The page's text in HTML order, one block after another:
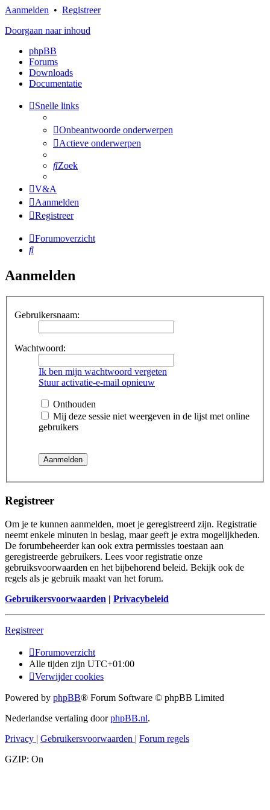
Aanmelden • Registreer
Doorgaan naar inhoud
phpBB
Forums
Downloads
Documentatie
Snelle links
Onbeantwoorde onderwerpen
Actieve onderwerpen
Zoek
V&A
Aanmelden
Registreer
Forumoverzicht
Zoek
Aanmelden
Gebruikersnaam:
Wachtwoord:
Ik ben mijn wachtwoord vergeten
Stuur activatie-e-mail opnieuw
Onthouden
Mij deze sessie niet weergeven in de lijst met online
gebruikers
Registreer
Om je te kunnen aanmelden, moet je geregistreerd zijn. Registratie
neemt enkele minuten in beslag, maar geeft je extra mogelijkheden.
De forumbeheerder kan ook extra permissies toestaan aan
geregistreerde gebruikers. Lees voor registratie onze
gebruiksvoorwaarden en het bijbehorend beleid. Bekijk ook de
regels als je gebruik maakt van het forum.
Gebruikersvoorwaarden | Privacybeleid
Registreer
Forumoverzicht
Alle tijden zijn UTC+01:00
Verwijder cookies
Powered by phpBB® Forum Software © phpBB Limited
Nederlandse vertaling doorphpBB.nl.
Privacy | Gebruikersvoorwaarden | Forum regels
GZIP: On